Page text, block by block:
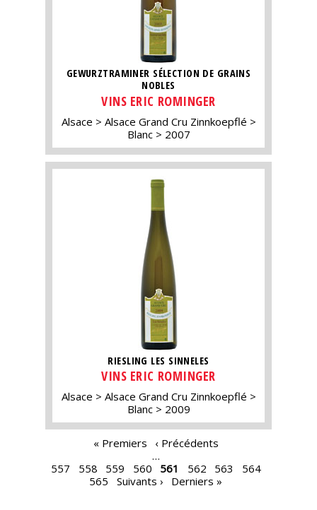
GEWURZTRAMINER SÉLECTION DE GRAINS
NOBLES
VINS ERIC ROMINGER
Alsace
Alsace Grand Cru Zinnkoepflé
Blanc
2007
RIESLING LES SINNELES
VINS ERIC ROMINGER
Alsace
Alsace Grand Cru Zinnkoepflé
Blanc
2009
« Premiers
‹ Précédents
…
557
558 559 560 561 562 563
564
565
Suivants › Derniers »